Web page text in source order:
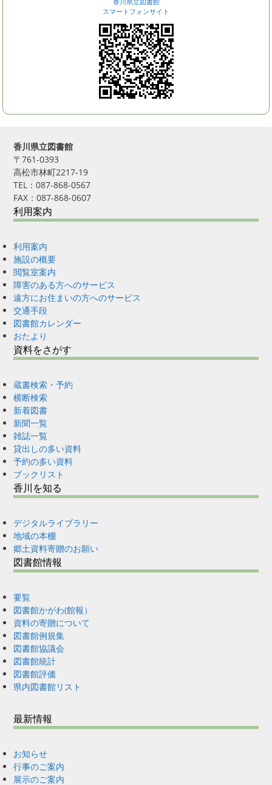
スマートフォンサイト
香川県立図書館
〒761-0393
高松市林町2217-19
TEL：087-868-0567
FAX：087-868-0607
利用案内
利用案内
施設の概要
閲覧室案内
障害のある方へのサービス
遠方にお住まいの方へのサービス
交通手段
図書館カレンダー
おたより
資料をさがす
蔵書検索・予約
横断検索
新着図書
新聞一覧
雑誌一覧
貸出しの多い資料
予約の多い資料
ブックリスト
香川を知る
デジタルライブラリー
地域の本棚
郷土資料寄贈のお願い
図書館情報
要覧
図書館かがわ(館報）
資料の寄贈について
図書館例規集
図書館協議会
図書館統計
図書館評価
県内図書館リスト
最新情報
お知らせ
行事のご案内
展示のご案内